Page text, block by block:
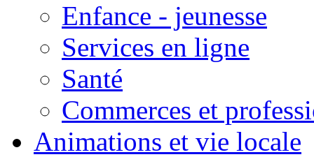
Enfance - jeunesse
Services en ligne
Santé
Commerces et
Animations et vie locale